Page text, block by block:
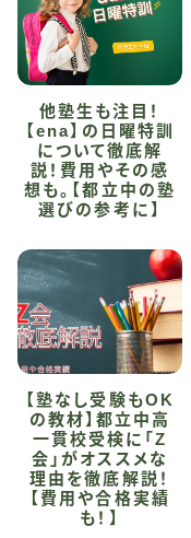
他塾生も注目！
【ena】の日曜特訓
について徹底解
説！費用やその感
想も。【都立中の塾
選びの参考に】
【塾なし受験もOK
の教材】都立中高
一貫校受検に「Z
会」がオススメな
理由を徹底解説！
【費用や合格実績
も！】